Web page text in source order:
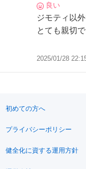
良い
ジモティ以
とても親切
綺麗な店内
2025/01/28
初めての方へ
プライバシーポリシー
健全化に資する運用方針